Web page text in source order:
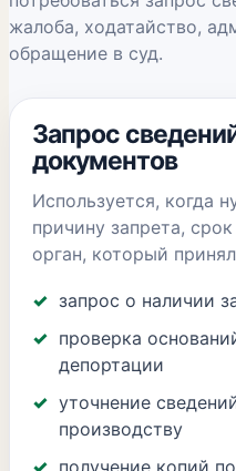
жалоба, ходатайство,
обращение в суд.
Запрос
документов
Используется, когда
причину запрета,
орган, который
запрос о наличии
проверка
депортации
уточнение
производству
получение копий